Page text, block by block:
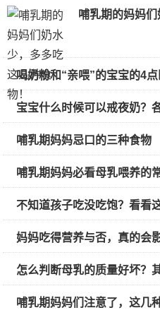
哺乳期的妈妈们
喝奶粉和“亲喂”的宝宝的4
宝宝什么时候可以戒夜奶？
哺乳期妈妈忌口的三种食物
哺乳期妈妈必看母乳喂养的
不知道孩子吃没吃饱？看看
妈妈吃得营养与否，真的会
怎么判断母乳的质量好坏？
哺乳期妈妈们注意了，这几